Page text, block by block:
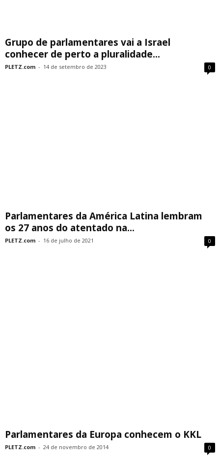
Grupo de parlamentares vai a Israel
conhecer de perto a pluralidade...
PLETZ.com - 14 de setembro de 2023 0
Parlamentares da América Latina lembram
os 27 anos do atentado na...
PLETZ.com - 16 de julho de 2021 0
Parlamentares da Europa conhecem o KKL
PLETZ.com - 24 de novembro de 2014 0